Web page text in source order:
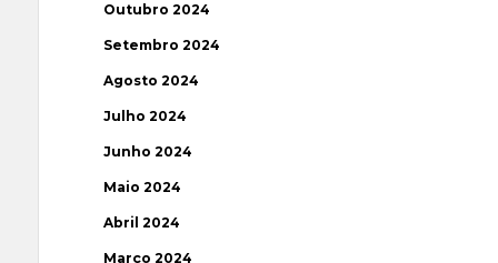
Outubro 2024
Setembro 2024
Agosto 2024
Julho 2024
Junho 2024
Maio 2024
Abril 2024
Março 2024